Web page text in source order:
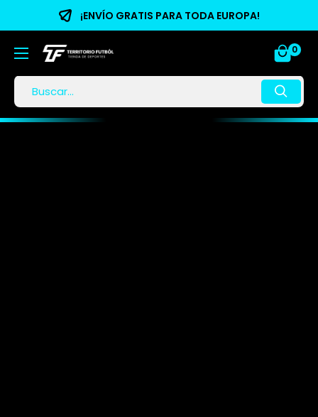
¡ENVÍO GRATIS PARA TODA EUROPA!
0